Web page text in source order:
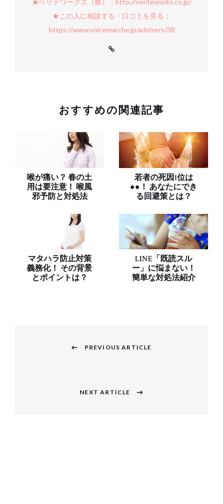
★ベリテワークス（株）：http://veriteworks.co.jp/
★この人に相談する・口コミを見る：
https://www.voicemarche.jp/advisers/38
おすすめの関連記事
喉が痛い？ 春の土
用は要注意！ 喉風
邪予防と対処法
若者の死因1位は
●●！ あなたにでき
る回避策とは？
マタハラ防止対策
義務化！ その背景
とポイントは？
LINE「既読スル
ー」に悩まない！
簡単な対処法紹介
PREVIOUS ARTICLE
NEXT ARTICLE